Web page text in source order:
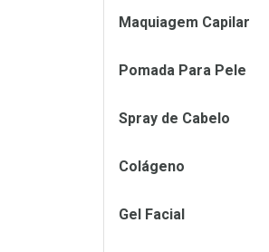
Maquiagem Capilar
Pomada Para Pele
Spray de Cabelo
Colágeno
Gel Facial